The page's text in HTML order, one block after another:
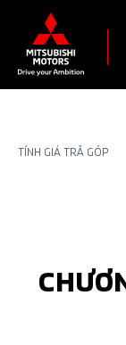
TÍNH GIÁ TRẢ GÓP